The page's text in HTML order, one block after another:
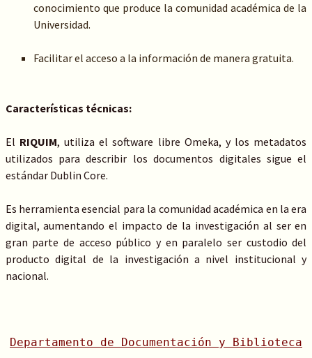
conocimiento que produce la comunidad académica de la
Universidad.
Facilitar el acceso a la información de manera gratuita.
Características técnicas:
El RIQUIM, utiliza el software libre Omeka, y los metadatos
utilizados para describir los documentos digitales sigue el
estándar Dublin Core.
Es herramienta esencial para la comunidad académica en la era
digital, aumentando el impacto de la investigación al ser en
gran parte de acceso público y en paralelo ser custodio del
producto digital de la investigación a nivel institucional y
nacional.
Departamento de Documentación y Biblioteca